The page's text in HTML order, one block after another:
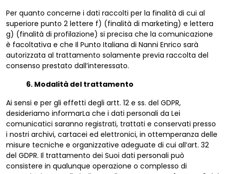
Per quanto concerne i dati raccolti per la finalità di cui al
superiore punto 2 lettere f) (finalità di marketing) e lettera
g) (finalità di profilazione) si precisa che la comunicazione
è facoltativa e che Il Punto Italiana di Nanni Enrico sarà
autorizzata al trattamento solamente previa raccolta del
consenso prestato dall’interessato.
6. Modalità del trattamento
Ai sensi e per gli effetti degli artt. 12 e ss. del GDPR,
desideriamo informarLa che i dati personali da Lei
comunicatici saranno registrati, trattati e conservati presso
i nostri archivi, cartacei ed elettronici, in ottemperanza delle
misure tecniche e organizzative adeguate di cui all’art. 32
del GDPR. Il trattamento dei Suoi dati personali può
consistere in qualunque operazione o complesso di